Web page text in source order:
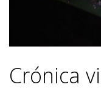
Crónica